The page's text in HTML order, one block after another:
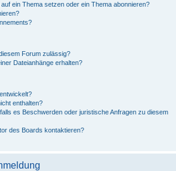
ein Thema setzen oder ein Thema abonnieren?
Forum zulässig?
Dateianhänge erhalten?
enthalten?
es Beschwerden oder juristische Anfragen zu diesem
des Boards kontaktieren?